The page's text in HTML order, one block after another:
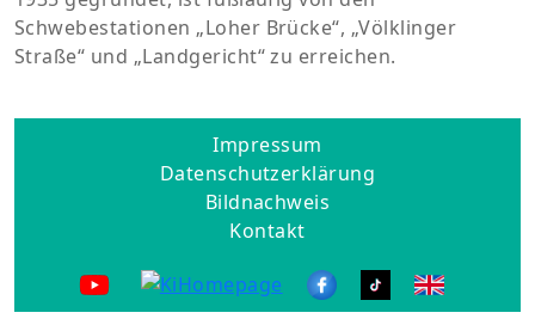
Schwebestationen „Loher Brücke“, „Völklinger
Straße“ und „Landgericht“ zu erreichen.
Impressum
Datenschutzerklärung
Bildnachweis
Kontakt